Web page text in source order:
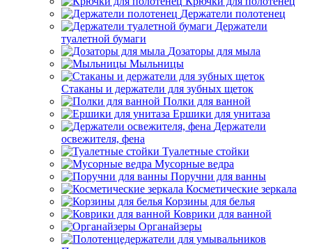
Держатели полотенец
Держатели
туалетной бумаги
Дозаторы для мыла
Мыльницы
Стаканы и держатели для зубных щеток
Полки для ванной
Ершики для унитаза
Держатели
освежителя, фена
Туалетные стойки
Мусорные ведра
Поручни для ванны
Косметические зеркала
Корзины для белья
Коврики для ванной
Органайзеры